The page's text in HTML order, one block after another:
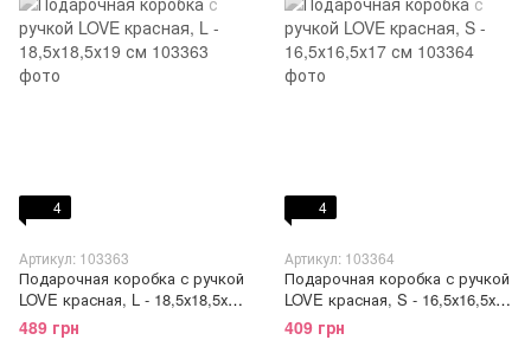
4
Артикул: 103363
Подарочная коробка с ручкой
LOVE красная, L - 18,5х18,5х19
см
489 грн
4
Артикул: 103364
Подарочная коробка с ручкой
LOVE красная, S - 16,5х16,5х17
см
409 грн